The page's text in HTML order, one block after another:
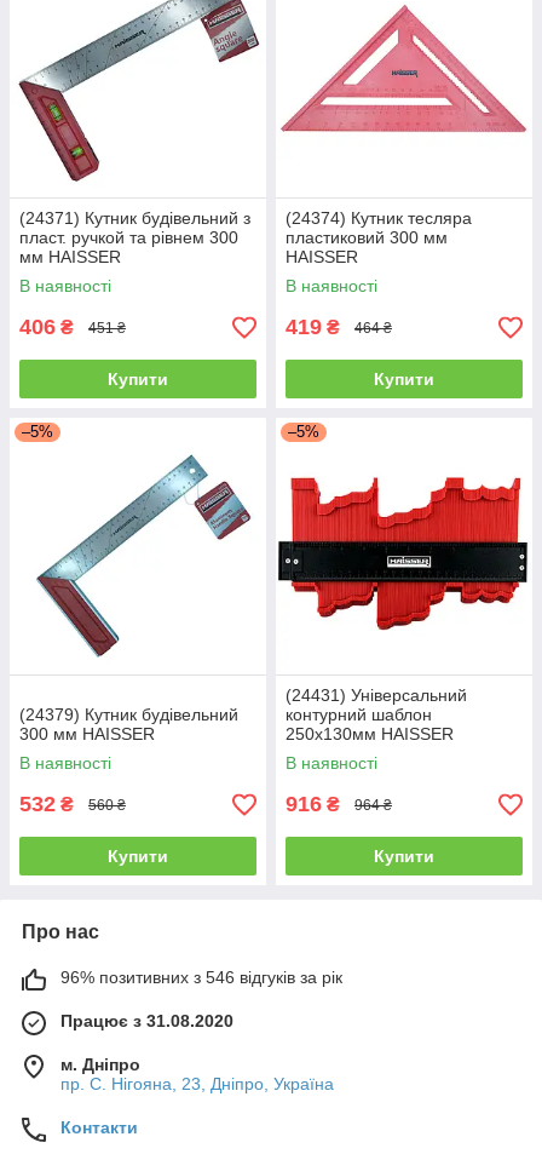
(24371) Кутник будівельний з
пласт. ручкой та рівнем 300
мм HAISSER
В наявності
406 ₴ 451 ₴
Купити
(24374) Кутник тесляра
пластиковий 300 мм
HAISSER
В наявності
419 ₴ 464 ₴
Купити
–5%
(24379) Кутник будівельний
300 мм HAISSER
В наявності
532 ₴ 560 ₴
Купити
–5%
(24431) Універсальний
контурний шаблон
250х130мм HAISSER
В наявності
916 ₴ 964 ₴
Купити
Про нас
96% позитивних з 546 відгуків за рік
Працює з 31.08.2020
м. Дніпро
пр. С. Нігояна, 23, Дніпро, Україна
Контакти